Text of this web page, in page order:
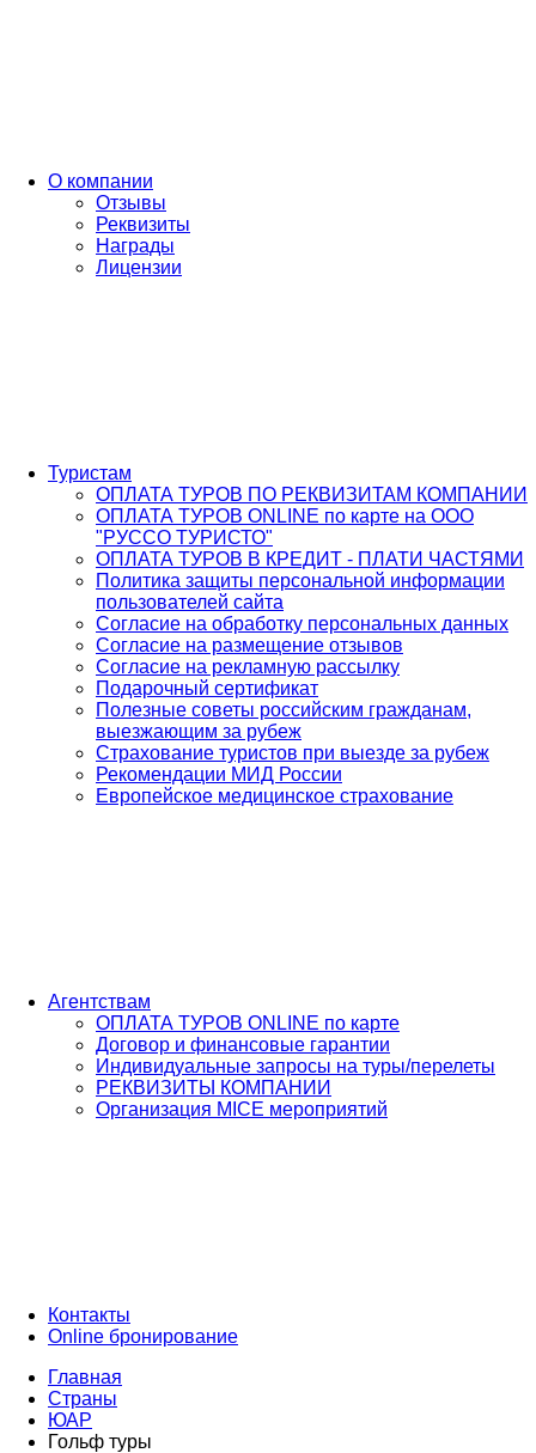
О компании
Отзывы
Реквизиты
Награды
Лицензии
Туристам
ОПЛАТА ТУРОВ ПО РЕКВИЗИТАМ КОМПАНИИ
ОПЛАТА ТУРОВ ONLINE по карте на ООО
"РУССО ТУРИСТО"
ОПЛАТА ТУРОВ В КРЕДИТ - ПЛАТИ ЧАСТЯМИ
Политика защиты персональной информации
пользователей сайта
Согласие на обработку персональных данных
Согласие на размещение отзывов
Согласие на рекламную рассылку
Подарочный сертификат
Полезные советы российским гражданам,
выезжающим за рубеж
Страхование туристов при выезде за рубеж
Рекомендации МИД России
Европейское медицинское страхование
Агентствам
ОПЛАТА ТУРОВ ONLINE по карте
Договор и финансовые гарантии
Индивидуальные запросы на туры/перелеты
РЕКВИЗИТЫ КОМПАНИИ
Организация MICE мероприятий
Контакты
Online бронирование
Главная
Страны
ЮАР
Гольф туры